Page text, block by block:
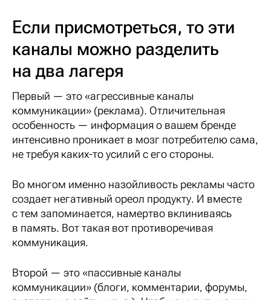
Если присмотреться, то эти
каналы можно разделить
на два лагеря
Первый — это «агрессивные каналы
коммуникации» (реклама). Отличительная
особенность — информация о вашем бренде
интенсивно проникает в мозг потребителю сама,
не требуя каких-то усилий с его стороны.
Во многом именно назойливость рекламы часто
создает негативный ореол продукту. И вместе
с тем запоминается, намертво вклиниваясь
в память. Вот такая вот противоречивая
коммуникация.
Второй — это «пассивные каналы
коммуникации» (блоги, комментарии, форумы,